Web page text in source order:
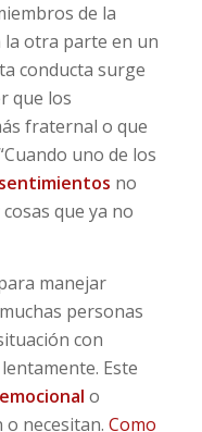
de la
la otra parte en un
conducta surge
que los
fraternal o que
uno de los
sentimientos no
que ya no
manejar
personas
con
Este
o
necesitan. Como